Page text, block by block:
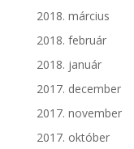
2018. március
2018. február
2018. január
2017. december
2017. november
2017. október